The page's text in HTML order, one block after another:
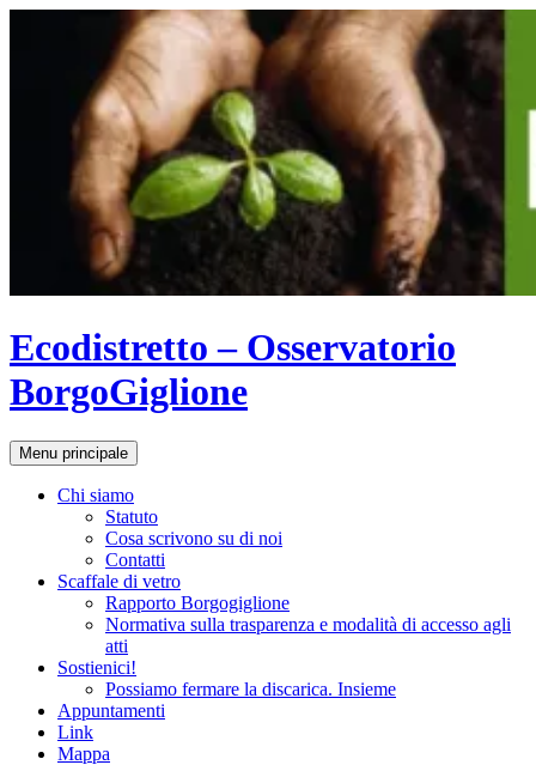
Ecodistretto – Osservatorio
BorgoGiglione
Cerca
Menu principale
Chi siamo
Statuto
Cosa scrivono su di noi
Contatti
Scaffale di vetro
Rapporto Borgogiglione
Normativa sulla trasparenza e modalità di accesso agli
atti
Sostienici!
Possiamo fermare la discarica. Insieme
Appuntamenti
Link
Mappa